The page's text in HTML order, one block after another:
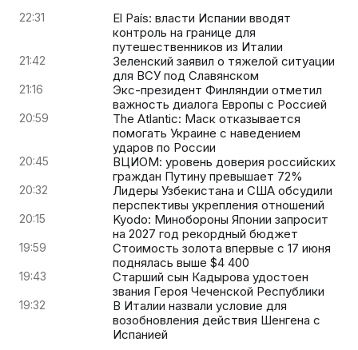
22:31
El País: власти Испании вводят
контроль на границе для
путешественников из Италии
21:42
Зеленский заявил о тяжелой ситуации
для ВСУ под Славянском
21:16
Экс-президент Финляндии отметил
важность диалога Европы с Россией
20:59
The Atlantic: Маск отказывается
помогать Украине с наведением
ударов по России
20:45
ВЦИОМ: уровень доверия российских
граждан Путину превышает 72%
20:32
Лидеры Узбекистана и США обсудили
перспективы укрепления отношений
20:15
Kyodo: Минобороны Японии запросит
на 2027 год рекордный бюджет
19:59
Стоимость золота впервые с 17 июня
поднялась выше $4 400
19:43
Старший сын Кадырова удостоен
звания Героя Чеченской Республики
19:32
В Италии назвали условие для
возобновления действия Шенгена с
Испанией